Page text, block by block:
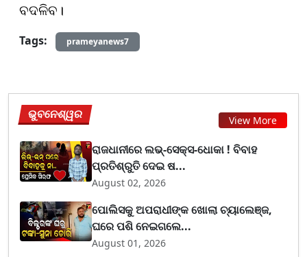
ବଦଳିବ।
Tags:
prameyanews7
ଭୁବନେଶ୍ୱର View More
ରାଜଧାନୀରେ ଲଭ୍-ସେକ୍ସ-ଧୋକା ! ବିବାହ
ପ୍ରତିଶ୍ରୁତି ଦେଇ ଷ...
August 02, 2026
ପୋଲିସକୁ ଅପରାଧୀଙ୍କ ଖୋଲା ଚ୍ୟାଲେଞ୍ଜ,
ଘରେ ପଶି ନେଇଗଲେ...
August 01, 2026